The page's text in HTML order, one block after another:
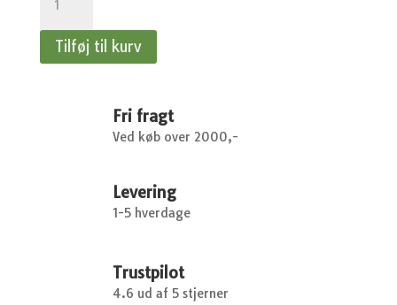
Blad
-
Bouquet
Tilføj til kurv
Fri fragt
Ved køb over 2000,-
Levering
1-5 hverdage
Trustpilot
4.6 ud af 5 stjerner